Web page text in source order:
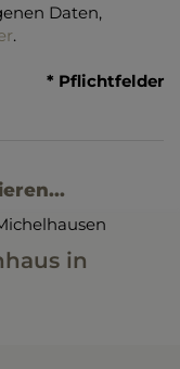
Daten,
.
* Pflichtfelder
in